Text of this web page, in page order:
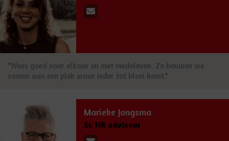
"Wees goed voor elkaar en met medeleven. Zo bouwen we
samen aan een plek waar ieder tot bloei komt."
Marieke Jongsma
Sr. HR adviseur